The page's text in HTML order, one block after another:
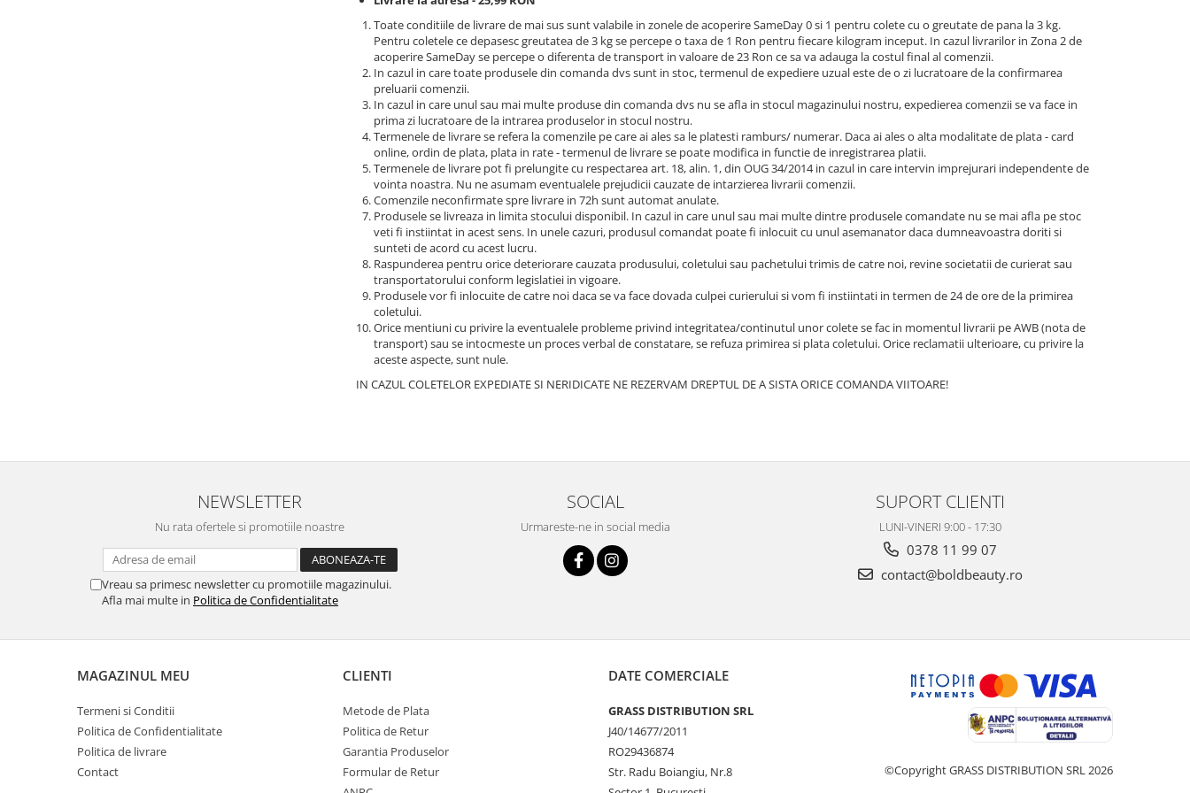
Toate conditiile de livrare de mai sus sunt valabile in zonele de acoperire SameDay 0 si 1 pentru colete cu o greutate de pana la 3 kg.
Pentru coletele ce depasesc greutatea de 3 kg se percepe o taxa de 1 Ron pentru fiecare kilogram inceput. In cazul livrarilor in Zona 2 de
acoperire SameDay se percepe o diferenta de transport in valoare de 23 Ron ce sa va adauga la costul final al comenzii.
In cazul in care toate produsele din comanda dvs sunt in stoc, termenul de expediere uzual este de o zi lucratoare de la confirmarea
preluarii comenzii.
In cazul in care unul sau mai multe produse din comanda dvs nu se afla in stocul magazinului nostru, expedierea comenzii se va face in
prima zi lucratoare de la intrarea produselor in stocul nostru.
Termenele de livrare se refera la comenzile pe care ai ales sa le platesti ramburs/ numerar. Daca ai ales o alta modalitate de plata - card
online, ordin de plata, plata in rate - termenul de livrare se poate modifica in functie de inregistrarea platii.
Termenele de livrare pot fi prelungite cu respectarea art. 18, alin. 1, din OUG 34/2014 in cazul in care intervin imprejurari independente de
vointa noastra. Nu ne asumam eventualele prejudicii cauzate de intarzierea livrarii comenzii.
Comenzile neconfirmate spre livrare in 72h sunt automat anulate.
Produsele se livreaza in limita stocului disponibil. In cazul in care unul sau mai multe dintre produsele comandate nu se mai afla pe stoc
veti fi instiintat in acest sens. In unele cazuri, produsul comandat poate fi inlocuit cu unul asemanator daca dumneavoastra doriti si
sunteti de acord cu acest lucru.
Raspunderea pentru orice deteriorare cauzata produsului, coletului sau pachetului trimis de catre noi, revine societatii de curierat sau
transportatorului conform legislatiei in vigoare.
Produsele vor fi inlocuite de catre noi daca se va face dovada culpei curierului si vom fi instiintati in termen de 24 de ore de la primirea
coletului.
Orice mentiuni cu privire la eventualele probleme privind integritatea/continutul unor colete se fac in momentul livrarii pe AWB (nota de
transport) sau se intocmeste un proces verbal de constatare, se refuza primirea si plata coletului. Orice reclamatii ulterioare, cu privire la
aceste aspecte, sunt nule.
IN CAZUL COLETELOR EXPEDIATE SI NERIDICATE NE REZERVAM DREPTUL DE A SISTA ORICE COMANDA VIITOARE!
NEWSLETTER
Nu rata ofertele si promotiile noastre
Vreau sa primesc newsletter cu promotiile magazinului.
Afla mai multe in Politica de Confidentialitate
SOCIAL
Urmareste-ne in social media
SUPORT CLIENTI
LUNI-VINERI 9:00 - 17:30
0378 11 99 07
contact@boldbeauty.ro
MAGAZINUL MEU
Termeni si Conditii
Politica de Confidentialitate
Politica de livrare
Contact
CLIENTI
Metode de Plata
Politica de Retur
Garantia Produselor
Formular de Retur
DATE COMERCIALE
GRASS DISTRIBUTION SRL
J40/14677/2011
RO29436874
Str. Radu Boiangiu, Nr.8
©Copyright GRASS DISTRIBUTION SRL 2026